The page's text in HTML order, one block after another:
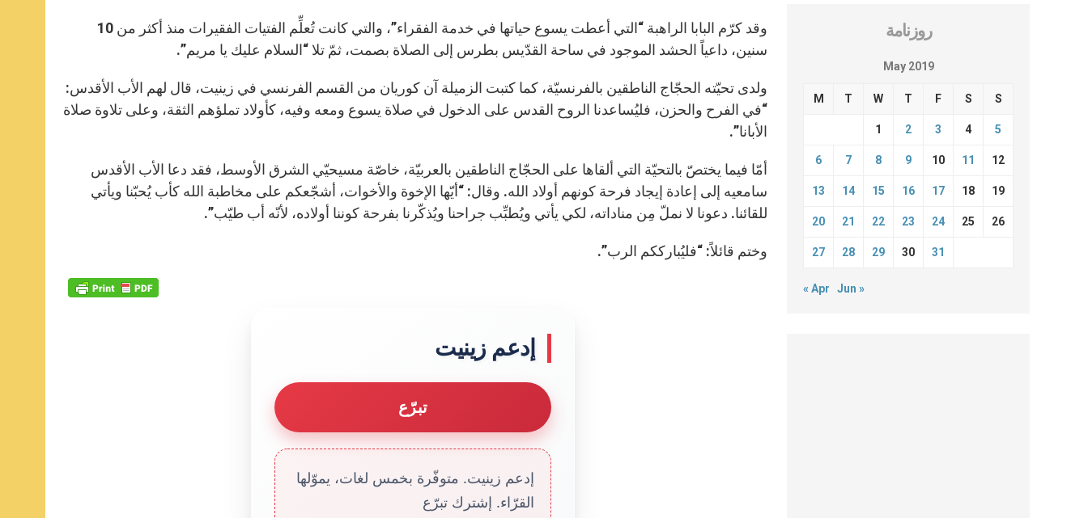
وقد كرّم البابا الراهبة “التي أعطت يسوع حياتها في خدمة الفقراء”، والتي كانت تُعلِّم الفتيات الفقيرات منذ أكثر من 10
سنين، داعياً الحشد الموجود في ساحة القدّيس بطرس إلى الصلاة بصمت، ثمّ تلا “السلام عليك يا مريم”.
ولدى تحيّته الحجّاج الناطقين بالفرنسيّة، كما كتبت الزميلة آن كوريان من القسم الفرنسي في زينيت، قال لهم الأب الأقدس:
“في الفرح والحزن، فليُساعدنا الروح القدس على الدخول في صلاة يسوع ومعه وفيه، كأولاد تملؤهم الثقة، وعلى تلاوة صلاة
الأبانا”.
أمّا فيما يختصّ بالتحيّة التي ألقاها على الحجّاج الناطقين بالعربيّة، خاصّة مسيحيّي الشرق الأوسط، فقد دعا الأب الأقدس
سامعيه إلى إعادة إيجاد فرحة كونهم أولاد الله. وقال: “أيّها الإخوة والأخوات، أشجّعكم على مخاطبة الله كأب يُحبّنا ويأتي
للقائنا. دعونا لا نملّ مِن مناداته، لكي يأتي ويُطبِّب جراحنا ويُذكّرنا بفرحة كوننا أولاده، لأنّه أب طيّب”.
وختم قائلاً: “فليُبارككم الرب”.
إدعم زينيت
تبرّع
إدعم زينيت. متوفّرة بخمس لغات، يموّلها
القرّاء. إشترك تبرّع
روزنامة
May 2019
M T W T F S S
1 2 3 4 5
6 7 8 9 10 11 12
13 14 15 16 17 18 19
20 21 22 23 24 25 26
27 28 29 30 31
« Apr Jun »